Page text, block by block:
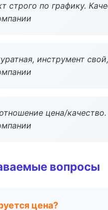
строго по графику.
инструмент
цена/
вопросы
цена?